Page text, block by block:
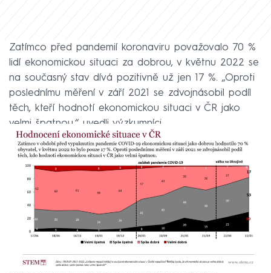
Zatímco před pandemií koronaviru považovalo 70 %
lidí ekonomickou situaci za dobrou, v květnu 2022 se
na současný stav dívá pozitivně už jen 17 %. „Oproti
poslednímu měření v září 2021 se zdvojnásobil podíl
těch, kteří hodnotí ekonomickou situaci v ČR jako
velmi špatnou,“ uvedli výzkumníci.